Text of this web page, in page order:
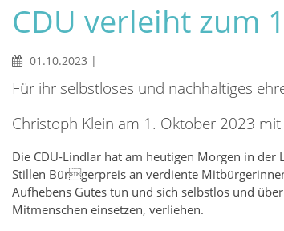
CDU verleiht zum
01.10.2023 |
Für ihr selbstloses und nachhaltiges
Christoph Klein am 1. Oktober 2023
Die CDU-Lindlar hat am heutigen Morgen in der
Stillen Bürgerpreis an verdiente
Aufhebens Gutes tun und sich selbstlos und
Mitmenschen einsetzen, verliehen.